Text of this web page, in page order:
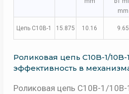
mm
Цепь C10B-1 15.875 10.16 9.65
Роликовая цепь C10B-1/
эффективность в
Роликовая цепь C10B-1/10B-